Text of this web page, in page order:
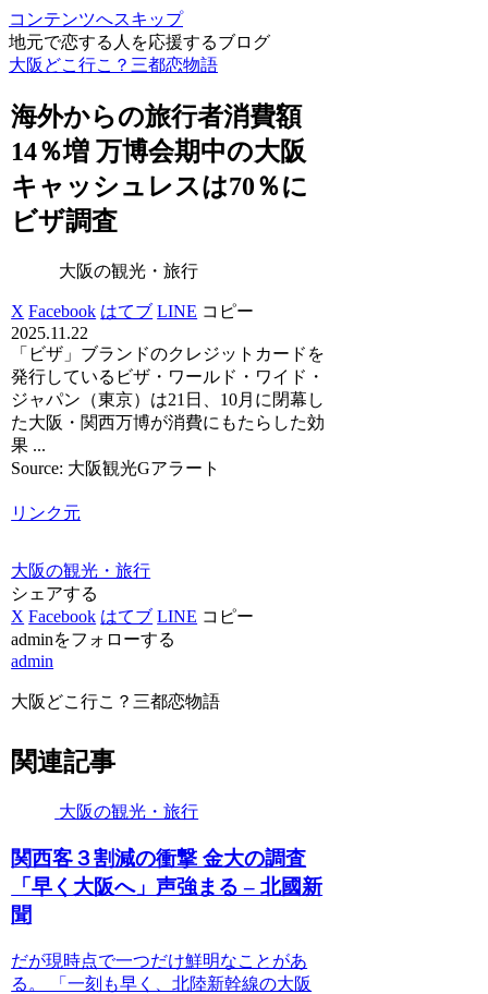
コンテンツへスキップ
地元で恋する人を応援するブログ
大阪どこ行こ？三都恋物語
海外からの旅行者消費額
14％増 万博会期中の大阪
キャッシュレスは70％に
ビザ調査
大阪の観光・旅行
X Facebook はてブ LINE コピー
2025.11.22
「ビザ」ブランドのクレジットカードを
発行しているビザ・ワールド・ワイド・
ジャパン（東京）は21日、10月に閉幕し
た大阪・関西万博が消費にもたらした効
果 ...
Source: 大阪観光Gアラート
リンク元
大阪の観光・旅行
シェアする
X Facebook はてブ LINE コピー
adminをフォローする
admin
大阪どこ行こ？三都恋物語
関連記事
大阪の観光・旅行
関西客３割減の衝撃 金大の調査
「早く 大阪へ」声強まる – 北國新
聞
だが現時点で一つだけ鮮明なことがあ
る。 「一刻も早く、北陸新幹線の大阪